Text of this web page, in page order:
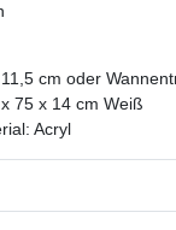
cm oder
75 x 14 cm Weiß
Acryl